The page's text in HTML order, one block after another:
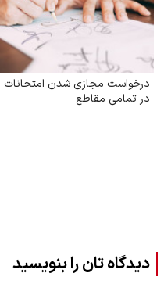
درخواست مجازی شدن امتحانات
در تمامی مقاطع
دیدگاه تان را بنویسید